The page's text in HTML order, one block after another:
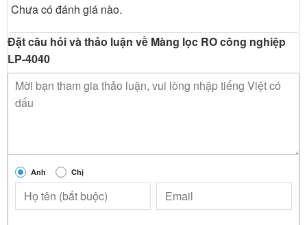
Chưa có đánh giá nào.
Đặt câu hỏi và thảo luận về Màng lọc RO công nghiệp
LP-4040
Anh Chị